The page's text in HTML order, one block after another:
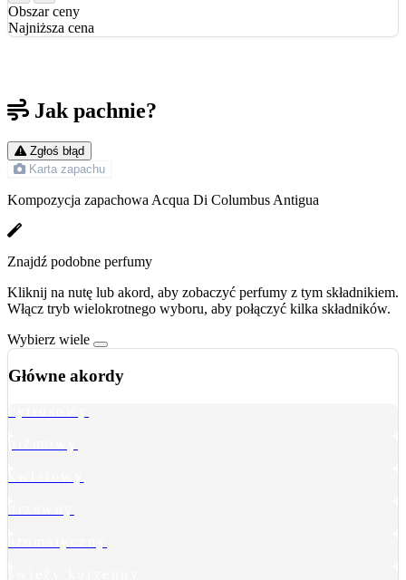
Obszar ceny
Najniższa cena
Jak pachnie?
Zgłoś błąd
Karta zapachu
Kompozycja zapachowa Acqua Di Columbus Antigua
Znajdź podobne perfumy
Kliknij na nutę lub akord, aby zobaczyć perfumy z tym składnikiem.
Włącz tryb wielokrotnego wyboru, aby połączyć kilka składników.
Wybierz wiele
Główne akordy